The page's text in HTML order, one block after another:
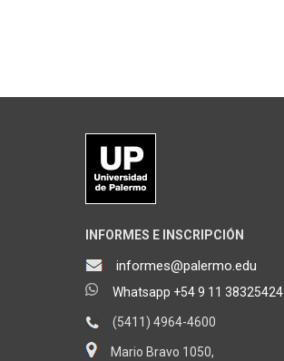
INFORMES E INSCRIPCIÓN
informes@palermo.edu
Whatsapp +54 9 11 38325424
(5411) 4964-4600
Mario Bravo 1050,